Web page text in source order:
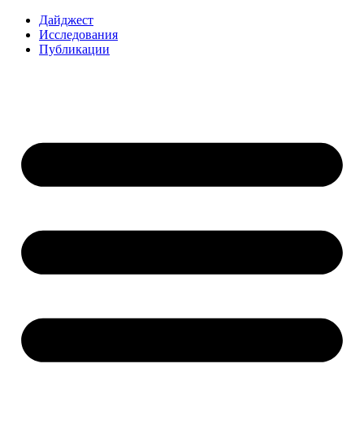
Перейти
содержимому
Дайджест
Исследования
Публикации